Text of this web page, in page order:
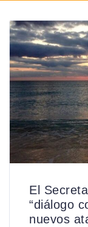
El
“diálogo
nuevos